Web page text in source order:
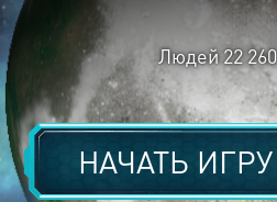
Людей 22 260
НАЧАТЬ